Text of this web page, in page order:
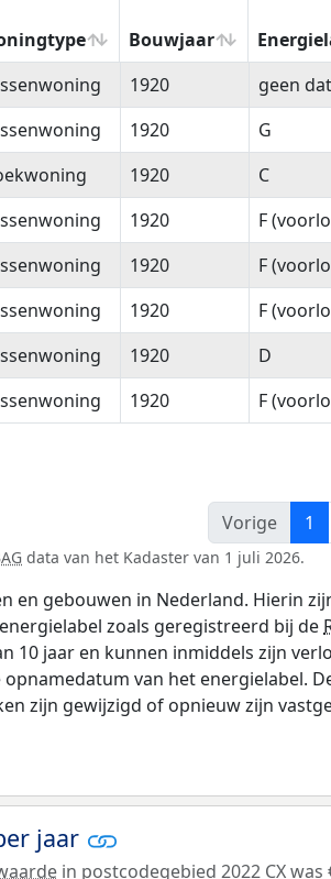
Bouwjaar
Bouwjaar
1920 geen
1920 G
1920 C
1920 F
1920 F
1920 F
1920 D
1920 F
Vorige
1
data van het Kadaster van 1 juli 2026.
en gebouwen in Nederland. Hierin
zoals geregistreerd bij de
10 jaar en kunnen inmiddels zijn
van het energielabel.
zijn gewijzigd of opnieuw zijn
jaar
in postcodegebied 2022 CX was